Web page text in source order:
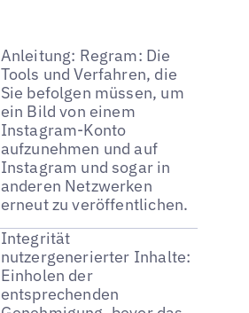
Anleitung: Regram: Die
Tools und Verfahren, die
Sie befolgen müssen, um
ein Bild von einem
Instagram-Konto
aufzunehmen und auf
Instagram und sogar in
anderen Netzwerken
erneut zu veröffentlichen.
Integrität
nutzergenerierter Inhalte:
Einholen der
entsprechenden